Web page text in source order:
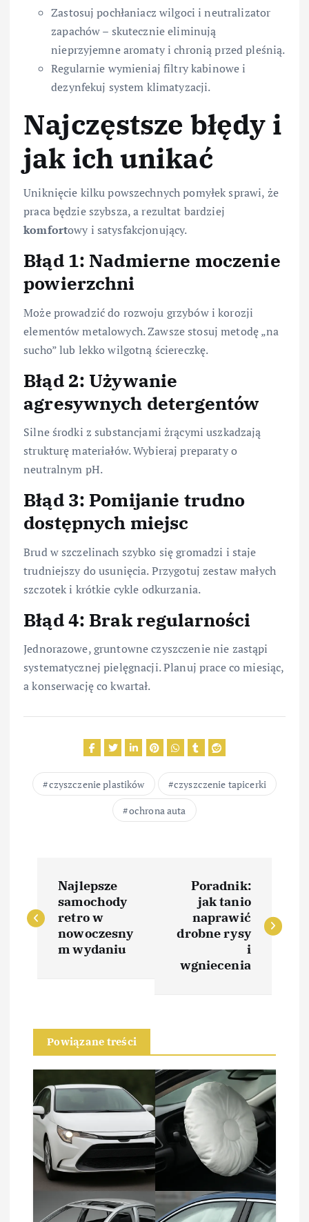
Zastosuj pochłaniacz wilgoci i neutralizator
zapachów – skutecznie eliminują
nieprzyjemne aromaty i chronią przed pleśnią.
Regularnie wymieniaj filtry kabinowe i
dezynfekuj system klimatyzacji.
Najczęstsze błędy i
jak ich unikać
Uniknięcie kilku powszechnych pomyłek sprawi, że
praca będzie szybsza, a rezultat bardziej
komfortowy i satysfakcjonujący.
Błąd 1: Nadmierne moczenie
powierzchni
Może prowadzić do rozwoju grzybów i korozji
elementów metalowych. Zawsze stosuj metodę „na
sucho” lub lekko wilgotną ściereczkę.
Błąd 2: Używanie
agresywnych detergentów
Silne środki z substancjami żrącymi uszkadzają
strukturę materiałów. Wybieraj preparaty o
neutralnym pH.
Błąd 3: Pomijanie trudno
dostępnych miejsc
Brud w szczelinach szybko się gromadzi i staje
trudniejszy do usunięcia. Przygotuj zestaw małych
szczotek i krótkie cykle odkurzania.
Błąd 4: Brak regularności
Jednorazowe, gruntowne czyszczenie nie zastąpi
systematycznej pielęgnacji. Planuj prace co miesiąc,
a konserwację co kwartał.
czyszczenie plastików
czyszczenie tapicerki
ochrona auta
a
c
a
w
p
Najlepsze
samochody
retro w
nowoczesny
m wydaniu
Poradnik:
jak tanio
naprawić
drobne rysy
i
wgniecenia
Powiązane treści